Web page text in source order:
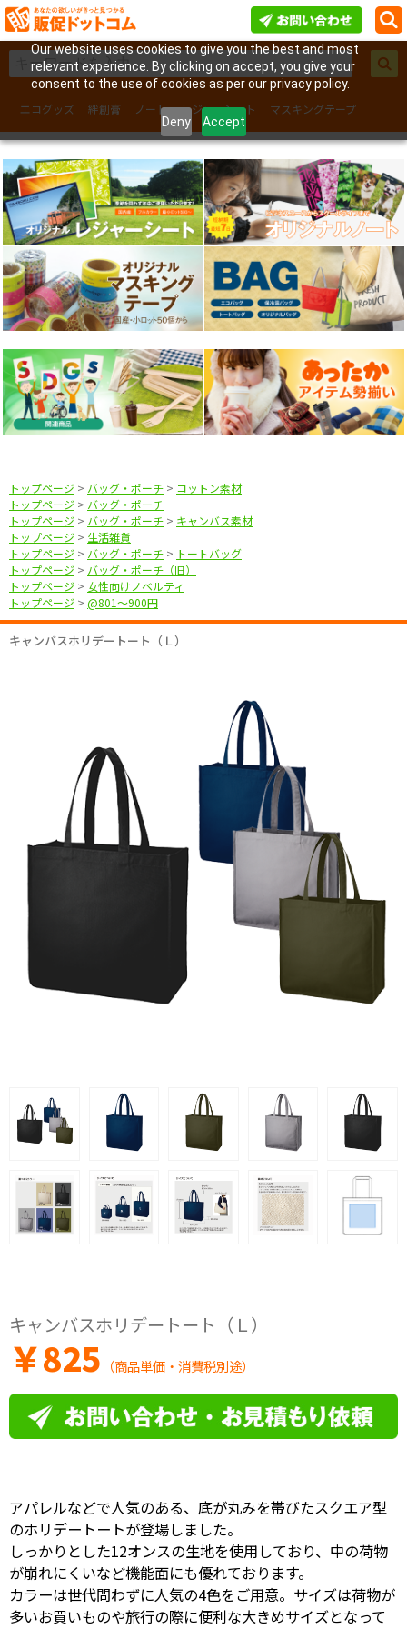
Our website uses cookies to give you the best and most
relevant experience. By clicking on accept, you give your
consent to the use of cookies as per our privacy policy.
Deny Accept
エコグッズ 絆創膏 ノート レジャーシート
マスキングテープ
フェイスシール
トップページ > バッグ・ポーチ > コットン素材
トップページ > バッグ・ポーチ
トップページ > バッグ・ポーチ > キャンバス素材
トップページ > 生活雑貨
トップページ > バッグ・ポーチ > トートバッグ
トップページ > バッグ・ポーチ（旧）
トップページ > 女性向けノベルティ
トップページ > @801〜900円
キャンバスホリデートート（Ｌ）
キャンバスホリデートート（Ｌ）
￥825 （商品単価・消費税別途）
アパレルなどで人気のある、底が丸みを帯びたスクエア型
のホリデートートが登場しました。
しっかりとした12オンスの生地を使用しており、中の荷物
が崩れにくいなど機能面にも優れております。
カラーは世代問わずに人気の4色をご用意。サイズは荷物が
多いお買いものや旅行の際に便利な大きめサイズとなって